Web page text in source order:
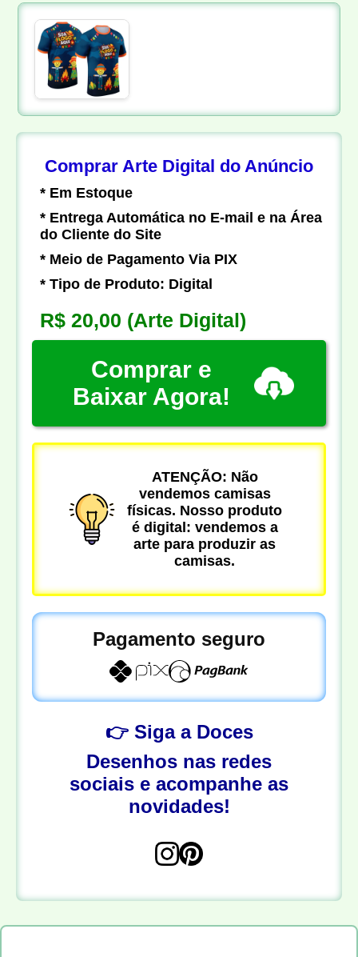
Comprar Arte Digital do Anúncio
* Em Estoque
* Entrega Automática no E-mail e na Área
do Cliente do Site
* Meio de Pagamento Via PIX
* Tipo de Produto: Digital
R$ 20,00 (Arte Digital)
Comprar e
Baixar Agora!
ATENÇÃO: Não
vendemos camisas
físicas. Nosso produto
é digital: vendemos a
arte para produzir as
camisas.
Pagamento seguro
👉 Siga a Doces
Desenhos nas redes
sociais e acompanhe as
novidades!